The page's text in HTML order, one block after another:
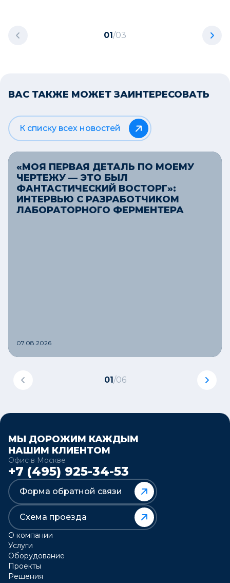
01/03
ВАС ТАКЖЕ МОЖЕТ ЗАИНТЕРЕСОВАТЬ
К списку всех новостей
«МОЯ ПЕРВАЯ ДЕТАЛЬ ПО МОЕМУ
ЧЕРТЕЖУ — ЭТО БЫЛ
ФАНТАСТИЧЕСКИЙ ВОСТОРГ»:
ИНТЕРВЬЮ С РАЗРАБОТЧИКОМ
ЛАБОРАТОРНОГО ФЕРМЕНТЕРА
07.08.2026
01/06
МЫ ДОРОЖИМ КАЖДЫМ
НАШИМ КЛИЕНТОМ
Офис в Москве
+7 (495) 925-34-53
Форма обратной связи
Схема проезда
О компании
Услуги
Оборудование
Проекты
Решения